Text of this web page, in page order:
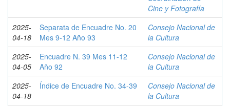
Cine y Fotografía
2025-
04-18
Separata de Encuadre No. 20
Mes 9-12 Año 93
Consejo Nacional de
la Cultura
2025-
04-05
Encuadre N. 39 Mes 11-12
Año 92
Consejo Nacional de
la Cultura
2025-
04-18
Índice de Encuadre No. 34-39
Consejo Nacional de
la Cultura